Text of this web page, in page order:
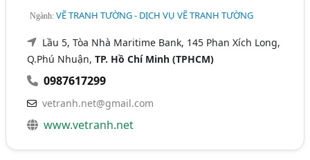
Ngành:VẼ TRANH TƯỜNG - DỊCH VỤ VẼ TRANH TƯỜNG
Lầu 5, Tòa Nhà Maritime Bank, 145 Phan Xích Long,
Q.Phú Nhuận,TP. Hồ Chí Minh (TPHCM)
0987617299
vetranh.net@gmail.com
www.vetranh.net